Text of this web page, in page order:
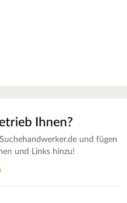
Ihnen?
und fügen
und Links hinzu!